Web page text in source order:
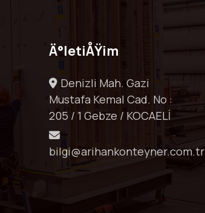
Ä°letiÅŸim
Denizli Mah. Gazi
Mustafa Kemal Cad. No :
205 / 1 Gebze / KOCAELİ
bilgi@arihankonteyner.com.tr